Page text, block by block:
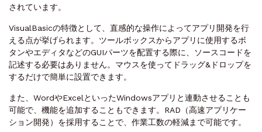
されています。
VisualBasicの特徴として、直感的な操作によってアプリ開発を行
える点が挙げられます。ツールボックスからアプリに使用するボ
タンやエディタなどのGUIパーツを配置する際に、ソースコードを
記述する必要はありません。マウスを使ってドラッグ&ドロップを
するだけで簡単に設置できます。
また、WordやExcelといったWindowsアプリと連動させることも
可能で、機能を追加することもできます。RAD（高速アプリケー
ション開発）を採用することで、作業工数の軽減まで可能です。